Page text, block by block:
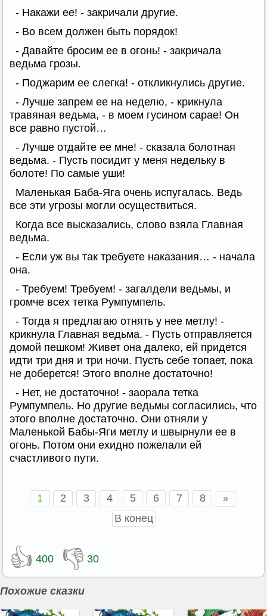
- Накажи ее! - закричали другие.
- Во всем должен быть порядок!
- Давайте бросим ее в огонь! - закричала
ведьма грозы.
- Поджарим ее слегка! - откликнулись другие.
- Лучше запрем ее на неделю, - крикнула
травяная ведьма, - в моем гусином сарае! Он
все равно пустой…
- Лучше отдайте ее мне! - сказала болотная
ведьма. - Пусть посидит у меня недельку в
болоте! По самые уши!
Маленькая Баба-Яга очень испугалась. Ведь
все эти угрозы могли осуществиться.
Когда все высказались, слово взяла Главная
ведьма.
- Если уж вы так требуете наказания… - начала
она.
- Требуем! Требуем! - загалдели ведьмы, и
громче всех тетка Румпумпель.
- Тогда я предлагаю отнять у нее метлу! -
крикнула Главная ведьма. - Пусть отправляется
домой пешком! Живет она далеко, ей придется
идти три дня и три ночи. Пусть себе топает, пока
не доберется! Этого вполне достаточно!
- Нет, не достаточно! - заорала тетка
Румпумпель. Но другие ведьмы согласились, что
этого вполне достаточно. Они отняли у
Маленькой Бабы-Яги метлу и швырнули ее в
огонь. Потом они ехидно пожелали ей
счастливого пути.
1 2 3 4 5 6 7 8 »
В конец
👍 400 👎 30
Похожие сказки